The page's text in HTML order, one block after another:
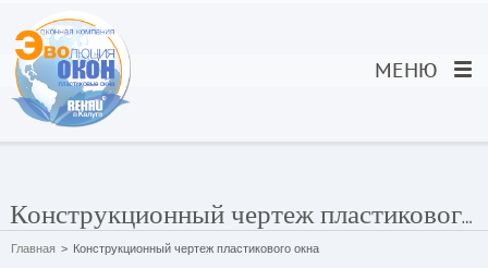
МЕНЮ
Конструкционный чертеж пластикового окна
Главная > Конструкционный чертеж пластикового окна